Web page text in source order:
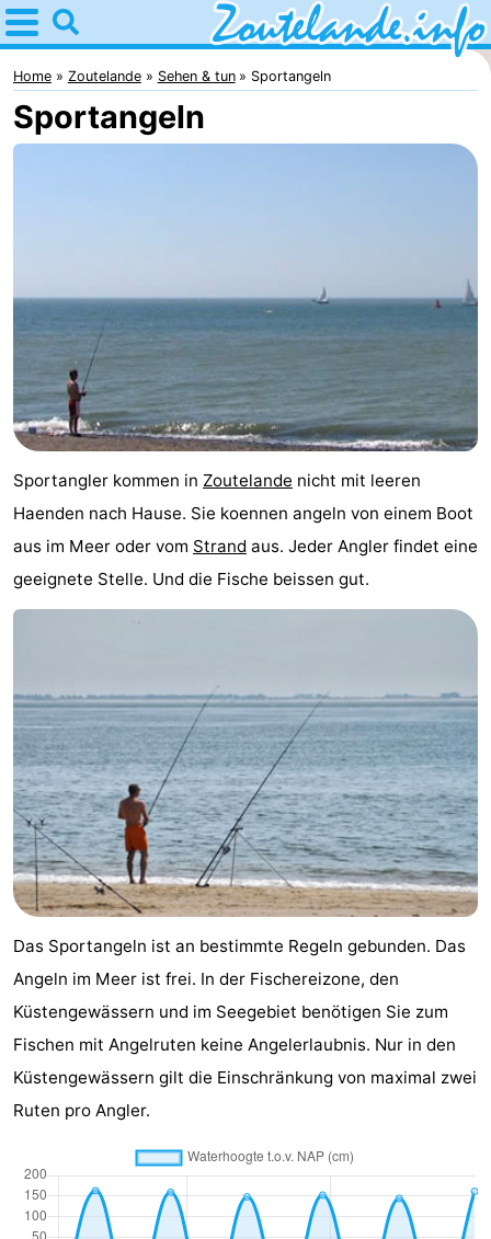
Home
Zoutelande
Tipps
Übernachten
Appartements
-
Aparthotel
Zoutelande
-
Duinflat
Duinoord
-
18
Kurhaus
-
Residentie
Soutelande
Campingplätze
Ferienhäuser
-
De
Zandput
-
Duinzicht
Joossesweg
-
Meerpaal
-
Valkenisse
Zee,
Hotels
Home Zoutelande Sehen & tun Sportangeln
Sportangeln
Sportangler kommen in Zoutelande nicht mit leeren
Haenden nach Hause. Sie koennen angeln von einem Boot
aus im Meer oder vom Strand aus. Jeder Angler findet eine
geeignete Stelle. Und die Fische beissen gut.
Das Sportangeln ist an bestimmte Regeln gebunden. Das
Angeln im Meer ist frei. In der Fischereizone, den
Küstengewässern und im Seegebiet benötigen Sie zum
Fischen mit Angelruten keine Angelerlaubnis. Nur in den
Küstengewässern gilt die Einschränkung von maximal zwei
Ruten pro Angler.